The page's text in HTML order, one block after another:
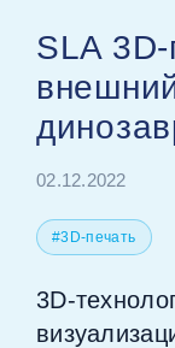
SLA
02.12.2022
#3D-печать